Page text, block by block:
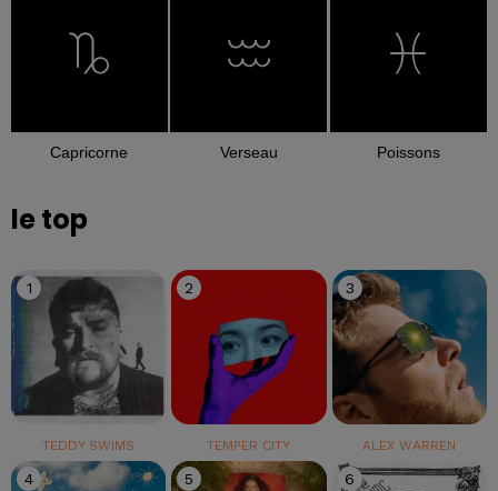
Capricorne Verseau Poissons
le top
1
TEDDY SWIMS
2
TEMPER CITY
3
ALEX WARREN
4 5 6